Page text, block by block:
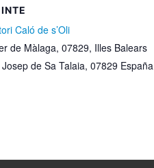
Caló de s’Oli
de Màlaga, 07829, Illes Balears
de Sa Talaia, 07829 España